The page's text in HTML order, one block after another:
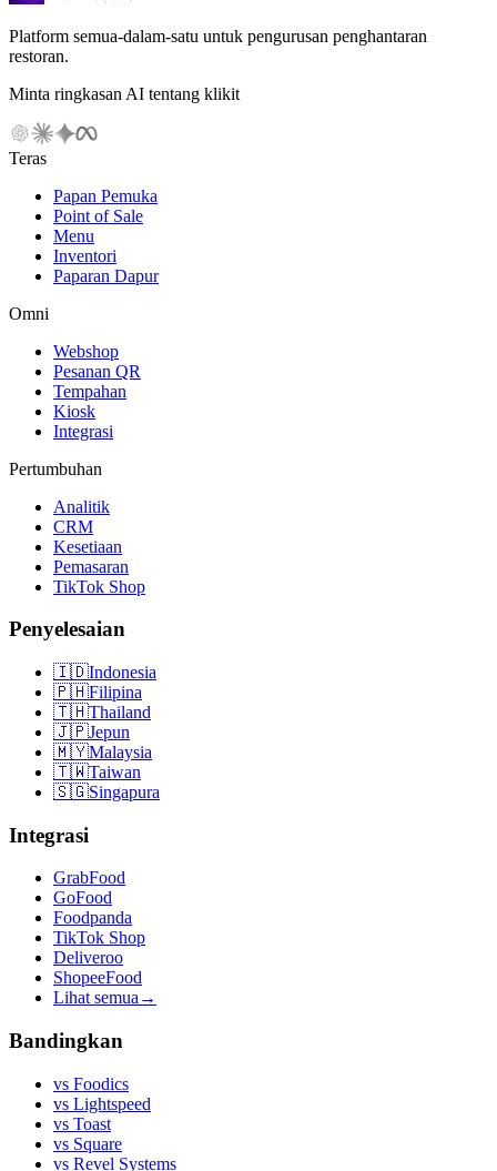
Platform semua-dalam-satu untuk pengurusan penghantaran
restoran.
Minta ringkasan AI tentang klikit
Teras
Papan Pemuka
Point of Sale
Menu
Inventori
Paparan Dapur
Omni
Webshop
Pesanan QR
Tempahan
Kiosk
Integrasi
Pertumbuhan
Analitik
CRM
Kesetiaan
Pemasaran
TikTok Shop
Penyelesaian
🇮🇩Indonesia
🇵🇭Filipina
🇹🇭Thailand
🇯🇵Jepun
🇲🇾Malaysia
🇹🇼Taiwan
🇸🇬Singapura
Integrasi
GrabFood
GoFood
Foodpanda
TikTok Shop
Deliveroo
ShopeeFood
Lihat semua→
Bandingkan
vs Foodics
vs Lightspeed
vs Toast
vs Square
vs Revel Systems